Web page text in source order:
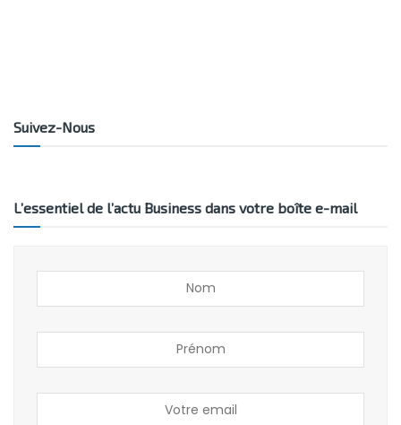
Suivez-Nous
L’essentiel de l’actu Business dans votre boîte e-mail